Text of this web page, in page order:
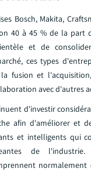
Bosch, Makita,
40 à 45 % de la part
et de
ces types
fusion et
avec d'autres
d'investir
afin d'améliorer et
et intelligents qui
de
normalement